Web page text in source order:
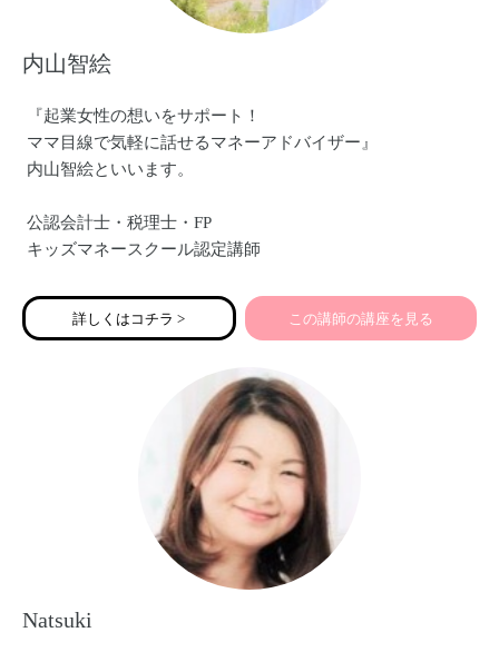
内山智絵
『起業女性の想いをサポート！
ママ目線で気軽に話せるマネーアドバイザー』
内山智絵といいます。
公認会計士・税理士・FP
キッズマネースクール認定講師
起業されている方はもちろん、
家事や子育てを頑張られているママも、
そしてお子さんも、どんな方にもどんな世代にも、
『お金』の知識はとっても大切です。
皆さんのライフスタイルに合わせた『お金』のおはなしを
させて頂きます。
詳しくはコチラ > この講師の講座を見る
Natsuki